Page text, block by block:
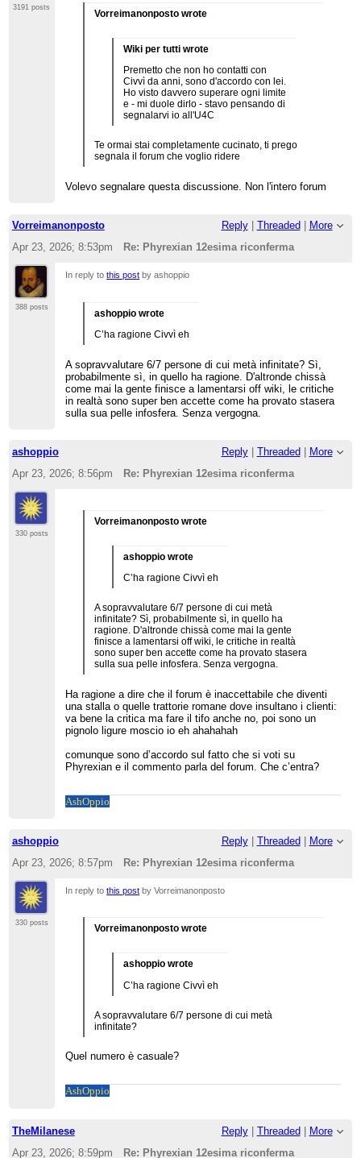
3191 posts
Vorreimanonposto wrote
Wiki per tutti wrote
Premetto che non ho contatti con
Civvì da anni, sono d'accordo con lei.
Ho visto davvero superare ogni limite
e - mi duole dirlo - stavo pensando di
segnalarvi io all'U4C
Te ormai stai completamente cucinato, ti prego
segnala il forum che voglio ridere
Volevo segnalare questa discussione. Non l'intero forum
Vorreimanonposto Reply| Threaded
More
Apr 23, 2026; 8:53pm
Re: Phyrexian 12esima riconferma
388 posts
In reply tothis post by ashoppio
ashoppio wrote
C’ha ragione Civvì eh
A sopravvalutare 6/7 persone di cui metà infinitate? Sì,
probabilmente sì, in quello ha ragione. D'altronde chissà
come mai la gente finisce a lamentarsi off wiki, le critiche
in realtà sono super ben accette come ha provato stasera
sulla sua pelle infosfera. Senza vergogna.
ashoppio Reply| Threaded
More
Apr 23, 2026; 8:56pm
Re: Phyrexian 12esima riconferma
330 posts
Vorreimanonposto wrote
ashoppio wrote
C’ha ragione Civvì eh
A sopravvalutare 6/7 persone di cui metà
infinitate? Sì, probabilmente sì, in quello ha
ragione. D'altronde chissà come mai la gente
finisce a lamentarsi off wiki, le critiche in realtà
sono super ben accette come ha provato stasera
sulla sua pelle infosfera. Senza vergogna.
Ha ragione a dire che il forum è inaccettabile che diventi
una stalla o quelle trattorie romane dove insultano i clienti:
va bene la critica ma fare il tifo anche no, poi sono un
pignolo ligure moscio io eh ahahahah
comunque sono d’accordo sul fatto che si voti su
Phyrexian e il commento parla del forum. Che c’entra?
AshOppio
ashoppio Reply| Threaded
More
Apr 23, 2026; 8:57pm
Re: Phyrexian 12esima riconferma
330 posts
In reply tothis post by Vorreimanonposto
Vorreimanonposto wrote
ashoppio wrote
C’ha ragione Civvì eh
A sopravvalutare 6/7 persone di cui metà
infinitate?
Quel numero è casuale?
AshOppio
TheMilanese Reply| Threaded
More
Apr 23, 2026; 8:59pm
Re: Phyrexian 12esima riconferma